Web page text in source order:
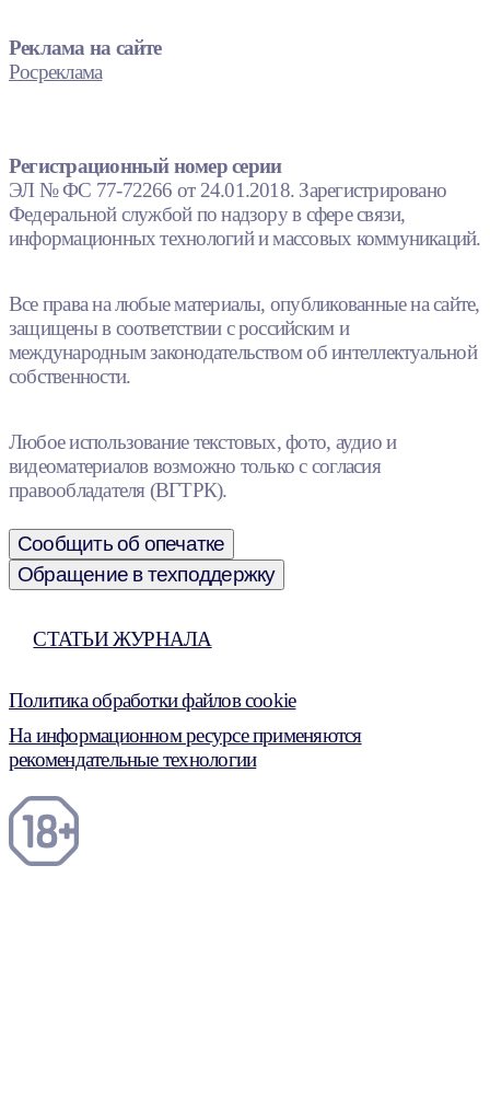
Реклама на сайте
Росреклама
Регистрационный номер серии
ЭЛ № ФС 77-72266 от 24.01.2018. Зарегистрировано
Федеральной службой по надзору в сфере связи,
информационных технологий и массовых коммуникаций.
Все права на любые материалы, опубликованные на сайте,
защищены в соответствии с российским и
международным законодательством об интеллектуальной
собственности.
Любое использование текстовых, фото, аудио и
видеоматериалов возможно только с согласия
правообладателя (ВГТРК).
Сообщить об опечатке
Обращение в техподдержку
СТАТЬИ ЖУРНАЛА
Политика обработки файлов cookie
На информационном ресурсе применяются
рекомендательные технологии